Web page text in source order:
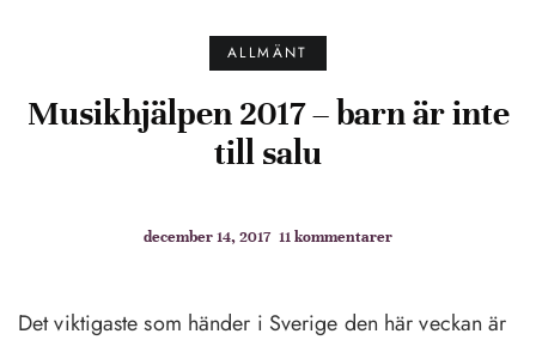
ALLMÄNT
Musikhjälpen 2017 – barn är inte
till salu
december 14, 2017 11 kommentarer
Det viktigaste som händer i Sverige den här veckan är